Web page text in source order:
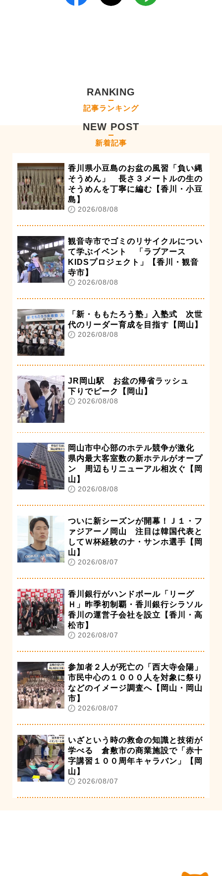
RANKING
記事ランキング
NEW POST
新着記事
香川県小豆島のお盆の風習「負い縄
そうめん」 長さ３メートルの生の
そうめんを丁寧に編む【香川・小豆
島】
2026/08/08
観音寺市でゴミのリサイクルについ
て学ぶイベント 「ラブアース
KIDSプロジェクト」【香川・観音
寺市】
2026/08/08
「新・ももたろう塾」入塾式 次世
代のリーダー育成を目指す【岡山】
2026/08/08
JR岡山駅 お盆の帰省ラッシュ
下りでピーク【岡山】
2026/08/08
岡山市中心部のホテル競争が激化
県内最大客室数の新ホテルがオープ
ン 周辺もリニューアル相次ぐ【岡
山】
2026/08/08
ついに新シーズンが開幕！Ｊ１・フ
ァジアーノ岡山 注目は韓国代表と
してＷ杯経験のナ・サンホ選手【岡
山】
2026/08/07
香川銀行がハンドボール「リーグ
Ｈ」昨季初制覇・香川銀行シラソル
香川の運営子会社を設立【香川・高
松市】
2026/08/07
参加者２人が死亡の「西大寺会陽」
市民中心の１０００人を対象に祭り
などのイメージ調査へ【岡山・岡山
市】
2026/08/07
いざという時の救命の知識と技術が
学べる 倉敷市の商業施設で「赤十
字講習１００周年キャラバン」【岡
山】
2026/08/07